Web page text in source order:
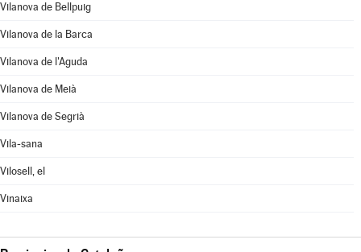
Vilanova de Bellpuig
Vilanova de la Barca
Vilanova de l'Aguda
Vilanova de Meià
Vilanova de Segrià
Vila-sana
Vilosell, el
Vinaixa